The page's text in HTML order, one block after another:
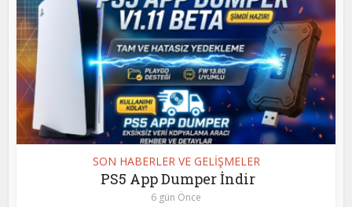
SON HABERLER VE GELİŞMELER
PS5 App Dumper İndir
6 gün Önce